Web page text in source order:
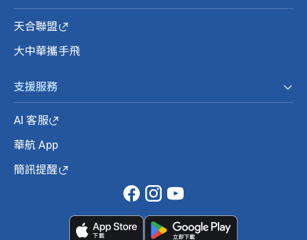
天合聯盟
大中華攜手飛
支援服務
AI 客服
華航 App
簡訊提醒